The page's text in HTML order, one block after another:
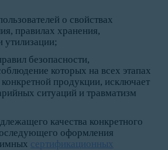
о свойствах
правилах хранения,
утилизации;
безопасности,
которых на всех этапах
продукции, исключает
ситуаций и травматизм
качества конкретного
оформления
сертификационных